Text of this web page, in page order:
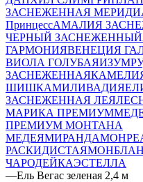
ЗАСНЕЖЕННАЯ
ПринцессАМАЛИЯ
ЧЕРНЫЙ ЗАСНЕЖЕННЫЙ
ГАРМОНИЯВЕНЕЦИЯ
ВИОЛА ГОЛУБАЯ
ЗАСНЕЖЕННАЯ
ШИШКАМИЛИВАДИЯ
ЗАСНЕЖЕННАЯ ЛЕЯ
МАРИКА ПРЕМИУМ
ПРЕМИУМ МОНТАНА
МЕДЕЯМИРАНДА
РАСКИДИСТАЯМОНБЛАН
ЧАРОДЕЙКАЭСТЕЛЛА
—Ель Вегас зеленая 2,4 м